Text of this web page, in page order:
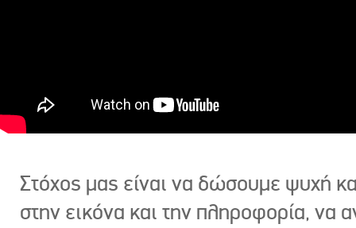
Στόχος μας είναι να δώσουμε ψυχή
στην εικόνα και την πληροφορία, να